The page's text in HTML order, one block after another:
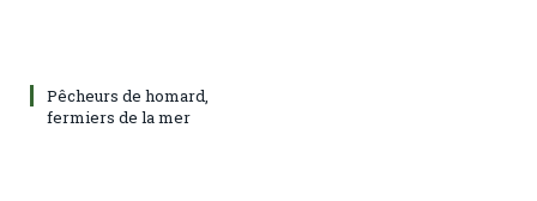
Pêcheurs de homard,
fermiers de la mer